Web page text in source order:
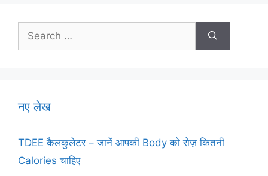
Search
for:
नए लेख
TDEE कैलकुलेटर – जानें आपकी Body को रोज़ कितनी
Calories चाहिए